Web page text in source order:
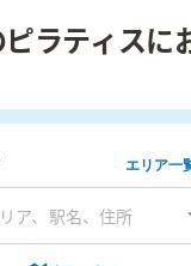
ラティスに
エリア一